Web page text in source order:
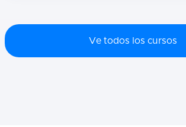
Ve todos los cursos